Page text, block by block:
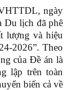
ngày
Du lịch đã phê
lượng và hiệu
2026”. Theo
của Đề án là
lập trên toàn
biến cả về